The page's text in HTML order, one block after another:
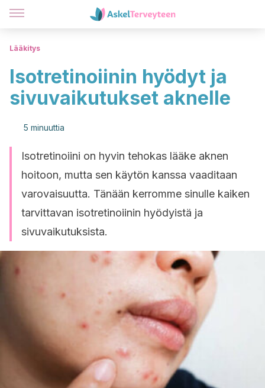
Lääkitys
Isotretinoiinin hyödyt ja
sivuvaikutukset aknelle
5 minuuttia
Isotretinoiini on hyvin tehokas lääke aknen
hoitoon, mutta sen käytön kanssa vaaditaan
varovaisuutta. Tänään kerromme sinulle kaiken
tarvittavan isotretinoiinin hyödyistä ja
sivuvaikutuksista.